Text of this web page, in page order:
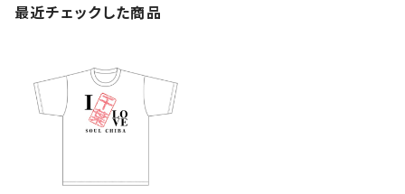
最近チェックした商品